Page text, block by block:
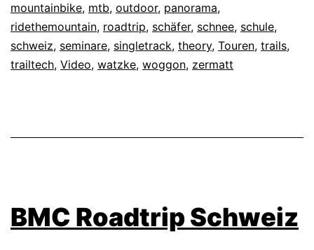
mountainbike, mtb, outdoor, panorama,
ridethemountain, roadtrip, schäfer, schnee, schule,
schweiz, seminare, singletrack, theory, Touren, trails,
trailtech, Video, watzke, woggon, zermatt
BMC Roadtrip Schweiz